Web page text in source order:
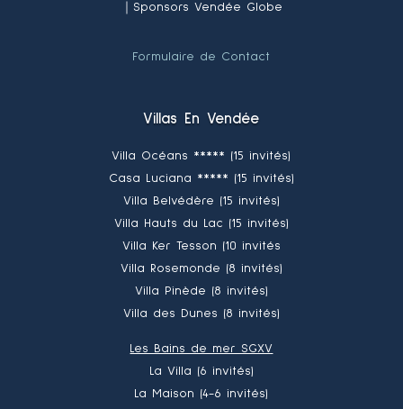
｜Sponsors Vendée Globe
Formulaire de Contact
Villas En Vendée
Villa Océans ***** (15 invités)
Casa Luciana ***** (15 invités)
Villa Belvédère (15 invités)
Villa Hauts du Lac (15 invités)
Villa Ker Tesson (10 invités
Villa Rosemonde (8 invités)
Villa Pinède (8 invités)
Villa des Dunes (8 invités)
Les Bains de mer SGXV
La Villa (6 invités)
La Maison (4-6 invités)